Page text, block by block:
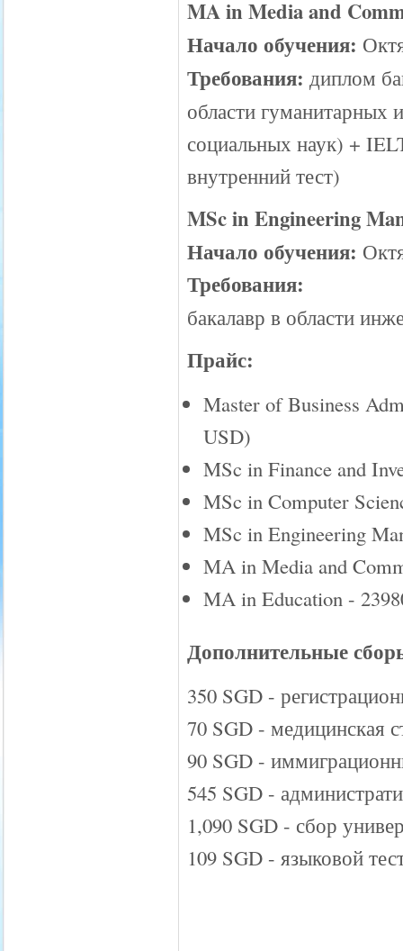
MA in Media and
Начало обучения:
Требования: диплом
области гуманитарных
социальных наук) +
внутренний тест)
MSc in Engineering
Начало обучения:
Требования:
бакалавр в области
Прайс:
Master of Business
USD)
MSc in Finance and
MSc in Computer
MSc in Engineering
MA in Media and
MA in Education -
Дополнительные
350 SGD -
70 SGD - медицинская
90 SGD -
545 SGD -
1,090 SGD - сбор
109 SGD - языковой